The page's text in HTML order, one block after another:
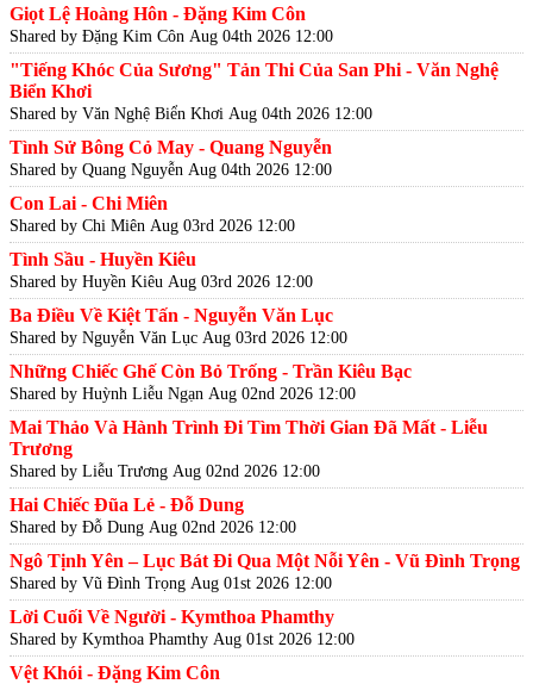
Giọt Lệ Hoàng Hôn - Đặng Kim Côn
Shared by Đặng Kim Côn Aug 04th 2026 12:00
"Tiếng Khóc Của Sương" Tản Thi Của San Phi - Văn Nghệ
Biển Khơi
Shared by Văn Nghệ Biển Khơi Aug 04th 2026 12:00
Tình Sử Bông Cỏ May - Quang Nguyễn
Shared by Quang Nguyễn Aug 04th 2026 12:00
Con Lai - Chi Miên
Shared by Chi Miên Aug 03rd 2026 12:00
Tình Sầu - Huyền Kiêu
Shared by Huyền Kiêu Aug 03rd 2026 12:00
Ba Điều Về Kiệt Tấn - Nguyễn Văn Lục
Shared by Nguyễn Văn Lục Aug 03rd 2026 12:00
Những Chiếc Ghế Còn Bỏ Trống - Trần Kiêu Bạc
Shared by Huỳnh Liễu Ngạn Aug 02nd 2026 12:00
Mai Thảo Và Hành Trình Đi Tìm Thời Gian Đã Mất - Liễu
Trương
Shared by Liễu Trương Aug 02nd 2026 12:00
Hai Chiếc Đũa Lẻ - Đỗ Dung
Shared by Đỗ Dung Aug 02nd 2026 12:00
Ngô Tịnh Yên – Lục Bát Đi Qua Một Nỗi Yên - Vũ Đình Trọng
Shared by Vũ Đình Trọng Aug 01st 2026 12:00
Lời Cuối Về Người - Kymthoa Phamthy
Shared by Kymthoa Phamthy Aug 01st 2026 12:00
Vệt Khói - Đặng Kim Côn